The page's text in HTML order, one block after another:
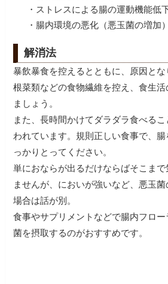
・ストレスによる腸の運動機能低
・腸内環境の悪化（悪玉菌の増加）
解消法
暴飲暴食を控えるとともに、原因とな
根菜類などの食物繊維を控え、食生
ましょう。
また、長時間かけてダラダラ食べる
われています。規則正しい食事で、
っかりとってください。
単におならが出るだけならばそこまで
ませんが、においが強いなど、悪玉
場合は話が別。
食事やサプリメントなどで腸内フロ
菌を摂取するのがおすすめです。